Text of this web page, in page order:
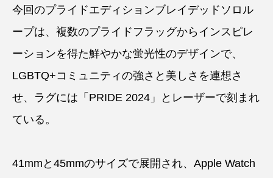
今回のプライドエディションブレイデッドソロル
ープは、複数のプライドフラッグからインスピレ
ーションを得た鮮やかな蛍光性のデザインで、
LGBTQ+コミュニティの強さと美しさを連想さ
せ、ラグには「PRIDE 2024」とレーザーで刻まれ
ている。
41mmと45mmのサイズで展開され、Apple Watch